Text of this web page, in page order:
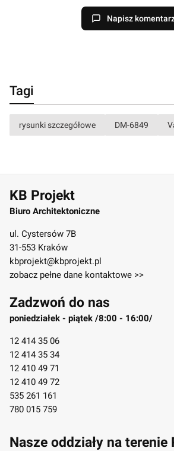
Napisz
Tagi
rysunki szczegółowe DM-6849
KB Projekt
Biuro Architektoniczne
ul. Cystersów 7B
31-553 Kraków
kbprojekt@kbprojekt.pl
zobacz pełne dane kontaktowe >>
Zadzwoń do nas
poniedziałek - piątek /8:00 - 16:00/
12 414 35 06
12 414 35 34
12 410 49 71
12 410 49 72
535 261 161
780 015 759
Nasze oddziały na terenie